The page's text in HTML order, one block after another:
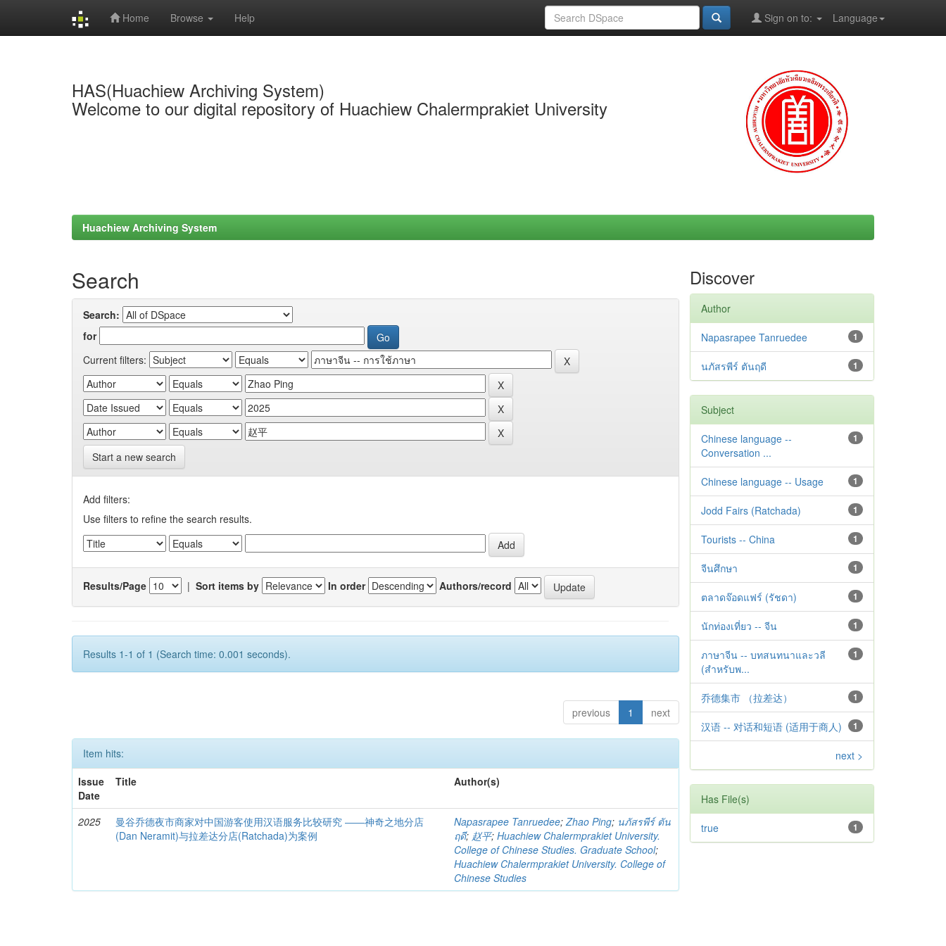
Home Browse Help Language
Sign on to:
HAS(Huachiew Archiving System)
Welcome to our digital repository of Huachiew Chalermprakiet University
Huachiew Archiving System
Search
Search:
for
Current filters:
Start a new search
Add filters:
Use filters to refine the search results.
Results/Page | Sort items by In order Authors/record
Results 1-1 of 1 (Search time: 0.001 seconds).
previous 1 next
Item hits:
Issue
Date
Title Author(s)
2025
曼谷乔德夜市商家对中国游客使用汉语服务比较研究 ――神奇之地分店
(Dan Neramit)与拉差达分店(Ratchada)为案例
Napasrapee Tanruedee;Zhao Ping; นภัสรพีร์ ตัน
ฤดี; 赵平;Huachiew Chalermprakiet University.
College of Chinese Studies. Graduate School;
Huachiew Chalermprakiet University. College of
Chinese Studies
Discover
Author
1
Napasrapee Tanruedee
1
นภัสรพีร์ ตันฤดี
Subject
1
Chinese language --
Conversation ...
1
Chinese language -- Usage
1
Jodd Fairs (Ratchada)
1
Tourists -- China
1
จีนศึกษา
1
ตลาดจ๊อดแฟร์ (รัชดา)
1
นักท่องเที่ยว -- จีน
1
ภาษาจีน -- บทสนทนาและวลี
(สำหรับพ...
1
乔德集市 （拉差达）
1
汉语 -- 对话和短语 (适用于商人)
next >
Has File(s)
1
true